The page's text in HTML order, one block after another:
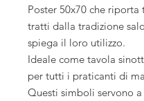
Poster 50x70 che
tratti dalla tradizione
spiega il loro utilizzo.
Ideale come tavola
per tutti i praticanti di
Questi simboli servono